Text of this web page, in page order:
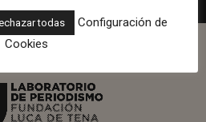
todas
Configuración de
Cookies